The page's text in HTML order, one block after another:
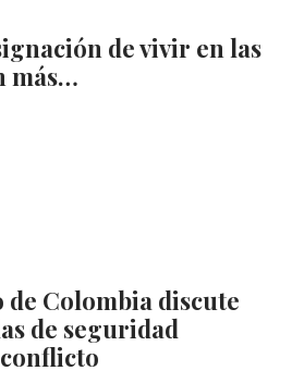
de vivir en las
más…
de Colombia discute
de seguridad